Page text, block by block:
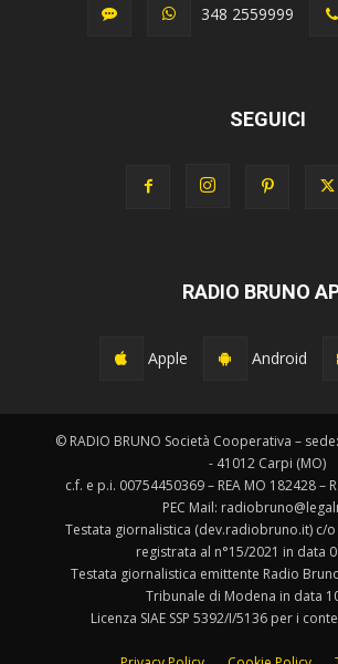
348 2559999
SEGUICI
RADIO BRUNO
Apple Android
© RADIO BRUNO Società Cooperativa –
- 41012 Carpi (MO)
c.f. e p.i. 00754450369 – REA MO 182428 –
PEC Mail:
Testata giornalistica (dev.radiobruno.it) c/
registrata al n°15/2021 in data
Testata giornalistica emittente Radio
Tribunale di Modena in data
Licenza SIAE SSP 5392/I/5136 per i